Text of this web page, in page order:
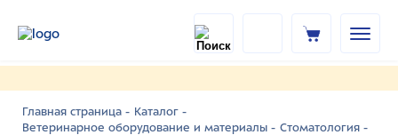
Главная страница - Каталог -
Ветеринарное оборудование и материалы - Стоматология -